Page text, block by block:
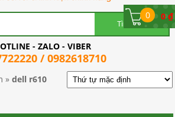
- ZALO - VIBER
/ 0982618710
0 0 ₫
»dell r610